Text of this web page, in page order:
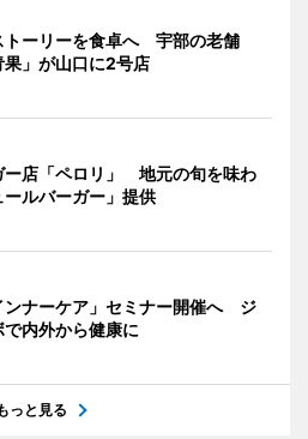
トーリーを食卓へ 宇部の老舗
果」が山口に2号店
ー店「ペロリ」 地元の旬を味わ
ールバーガー」提供
ンナーケア」セミナー開催へ ジ
で内外から健康に
っと見る